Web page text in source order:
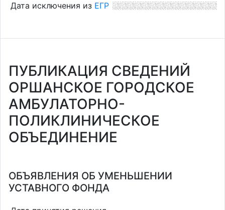
Дата исключения из ЕГР
ПУБЛИКАЦИЯ СВЕДЕНИЙ
ОРШАНСКОЕ ГОРОДСКОЕ
АМБУЛАТОРНО-
ПОЛИКЛИНИЧЕСКОЕ
ОБЪЕДИНЕНИЕ
ОБЪЯВЛЕНИЯ ОБ УМЕНЬШЕНИИ
УСТАВНОГО ФОНДА